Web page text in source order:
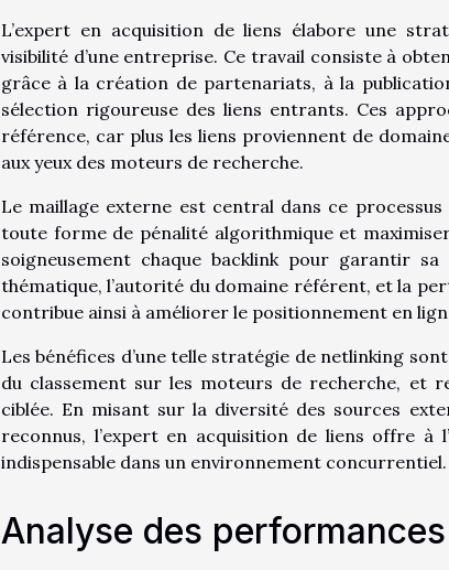
L’expert en acquisition de liens élabore une
visibilité d’une entreprise. Ce travail consiste à
grâce à la création de partenariats, à la
sélection rigoureuse des liens entrants. Ces
référence, car plus les liens proviennent de
aux yeux des moteurs de recherche.
Le maillage externe est central dans ce
toute forme de pénalité algorithmique et
soigneusement chaque backlink pour garantir
thématique, l’autorité du domaine référent, et la
contribue ainsi à améliorer le positionnement en
Les bénéfices d’une telle stratégie de netlinking
du classement sur les moteurs de recherche, et
ciblée. En misant sur la diversité des sources
reconnus, l’expert en acquisition de liens offre à
indispensable dans un environnement concurrentiel.
Analyse des